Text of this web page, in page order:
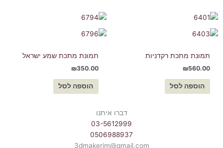
תמונת מתכת רקדניות
₪560.00
הוספה לסל
תמונת מתכת שמע ישראל
₪350.00
הוספה לסל
דברו איתנו
03-5612999
0506988937
3dmakerim@gmail.com